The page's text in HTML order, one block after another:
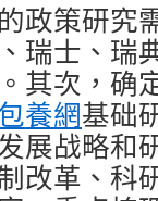
政策研究
瑞士、瑞
其次，确
養網基础
展战略和
改革、科